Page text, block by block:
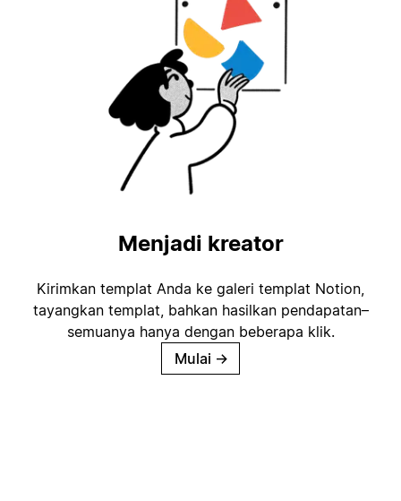
Menjadi kreator
Kirimkan templat Anda ke galeri templat Notion,
tayangkan templat, bahkan hasilkan pendapatan–
semuanya hanya dengan beberapa klik.
Mulai →